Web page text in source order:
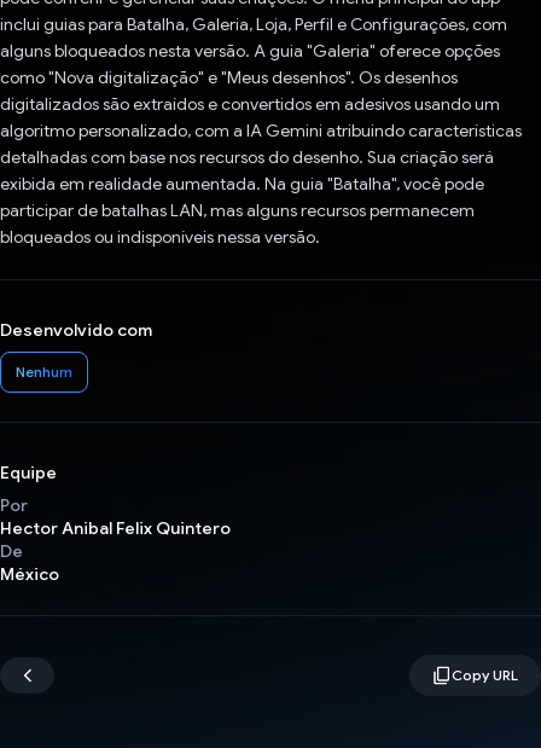
inclui guias para Batalha, Galeria, Loja, Perfil e Configurações, com
alguns bloqueados nesta versão. A guia "Galeria" oferece opções
como "Nova digitalização" e "Meus desenhos". Os desenhos
digitalizados são extraídos e convertidos em adesivos usando um
algoritmo personalizado, com a IA Gemini atribuindo características
detalhadas com base nos recursos do desenho. Sua criação será
exibida em realidade aumentada. Na guia "Batalha", você pode
participar de batalhas LAN, mas alguns recursos permanecem
bloqueados ou indisponíveis nessa versão.
Desenvolvido com
Nenhum
Equipe
Por
Hector Anibal Felix Quintero
De
México